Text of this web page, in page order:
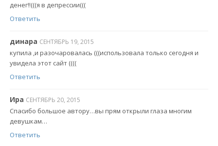
денег!!(((я в депрессии(((
Ответить
динара СЕНТЯБРЬ 19, 2015
купила ,и разочаровалась (((использовала только сегодня и
увидела этот сайт ((((
Ответить
Ира СЕНТЯБРЬ 20, 2015
Спасибо большое автору…вы прям открыли глаза многим
девушкам…
Ответить